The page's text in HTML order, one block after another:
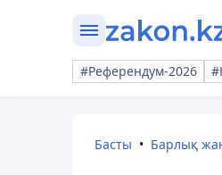
#Референдум-2026
Басты Барлық